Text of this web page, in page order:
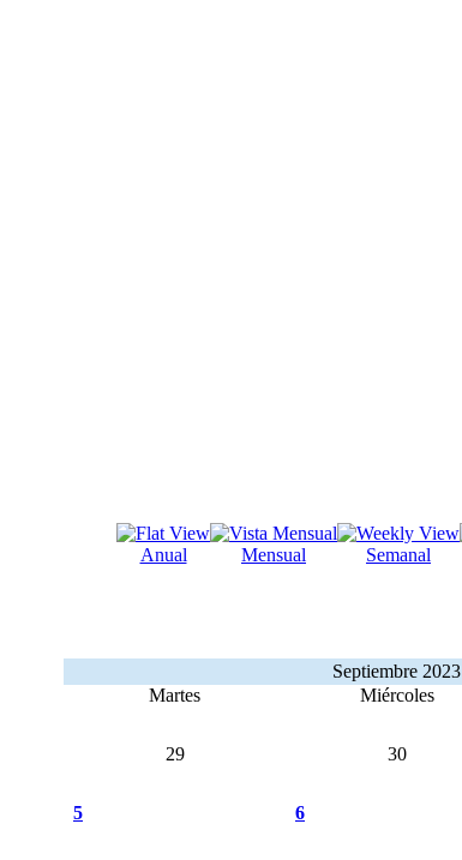
Anual Mensual Semanal
Septiembre 2023
Martes Miércoles
29 30
5 6